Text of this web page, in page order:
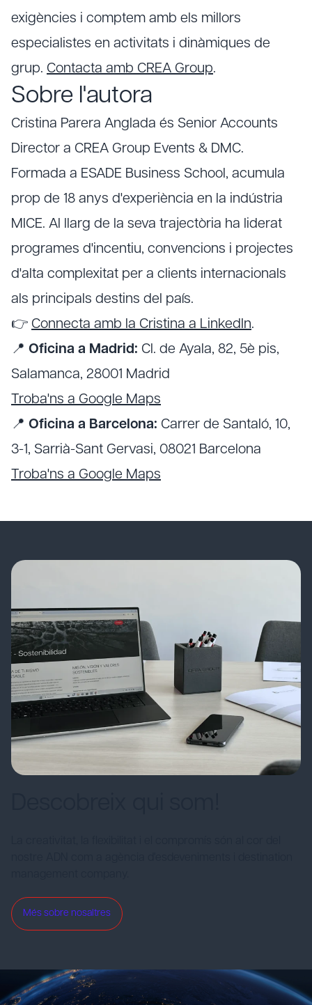
exigències i comptem amb els millors
especialistes en activitats i dinàmiques de
grup. Contacta amb CREA Group.
Sobre l'autora
Cristina Parera Anglada és Senior Accounts
Director a CREA Group Events & DMC.
Formada a ESADE Business School, acumula
prop de 18 anys d'experiència en la indústria
MICE. Al llarg de la seva trajectòria ha liderat
programes d'incentiu, convencions i projectes
d'alta complexitat per a clients internacionals
als principals destins del país.
👉 Connecta amb la Cristina a LinkedIn.
📍 Oficina a Madrid: Cl. de Ayala, 82, 5è pis,
Salamanca, 28001 Madrid
Troba'ns a Google Maps
📍 Oficina a Barcelona: Carrer de Santaló, 10,
3-1, Sarrià-Sant Gervasi, 08021 Barcelona
Troba'ns a Google Maps
Més sobre nosaltres